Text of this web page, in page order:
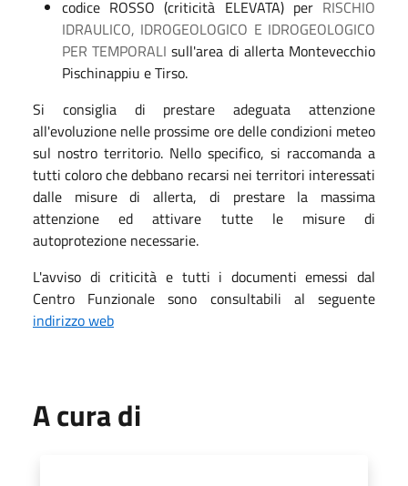
codice ROSSO (criticità ELEVATA) per RISCHIO
IDRAULICO, IDROGEOLOGICO E IDROGEOLOGICO
PER TEMPORALI sull'area di allerta Montevecchio
Pischinappiu e Tirso.
Si consiglia di prestare adeguata attenzione
all'evoluzione nelle prossime ore delle condizioni meteo
sul nostro territorio. Nello specifico, si raccomanda a
tutti coloro che debbano recarsi nei territori interessati
dalle misure di allerta, di prestare la massima
attenzione ed attivare tutte le misure di
autoprotezione necessarie.
L'avviso di criticità e tutti i documenti emessi dal
Centro Funzionale sono consultabili al seguente
indirizzo web
A cura di